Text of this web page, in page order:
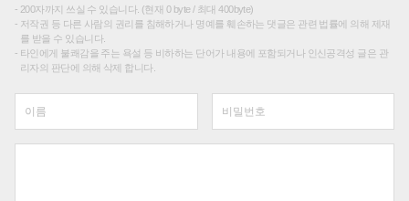
200자까지 쓰실 수 있습니다. (현재 0 byte / 최대 400byte)
저작권 등 다른 사람의 권리를 침해하거나 명예를 훼손하는 댓글은 관련 법률에 의해 제재
를 받을 수 있습니다.
타인에게 불쾌감을 주는 욕설 등 비하하는 단어가 내용에 포함되거나 인신공격성 글은 관
리자의 판단에 의해 삭제 합니다.